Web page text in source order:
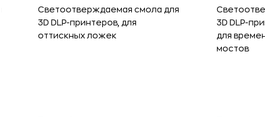
Светоотверждаемая смола для
3D DLP-принтеров, для
оттискных ложек
3D DLP-
для
мостов